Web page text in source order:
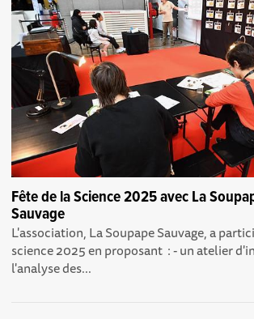
Fête de la Science 2025 avec La
Sauvage
L'association, La Soupape Sauvage, a
science 2025 en proposant : - un atelier
l'analyse des...